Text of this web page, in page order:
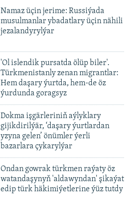
Namaz üçin jerime: Russiýada
musulmanlar ybadatlary üçin nähili
jezalandyrylýar
'Ol islendik pursatda ölüp biler'.
Türkmenistanly zenan migrantlar:
Hem daşary ýurtda, hem-de öz
ýurdunda goragsyz
Dokma işgärleriniň aýlyklary
gijikdirilýär, ‘daşary ýurtlardan
yzyna gelen’ önümler ýerli
bazarlara çykarylýar
Ondan gowrak türkmen raýaty öz
watandaşynyň 'aldawyndan' şikaýat
edip türk häkimiýetlerine ýüz tutdy